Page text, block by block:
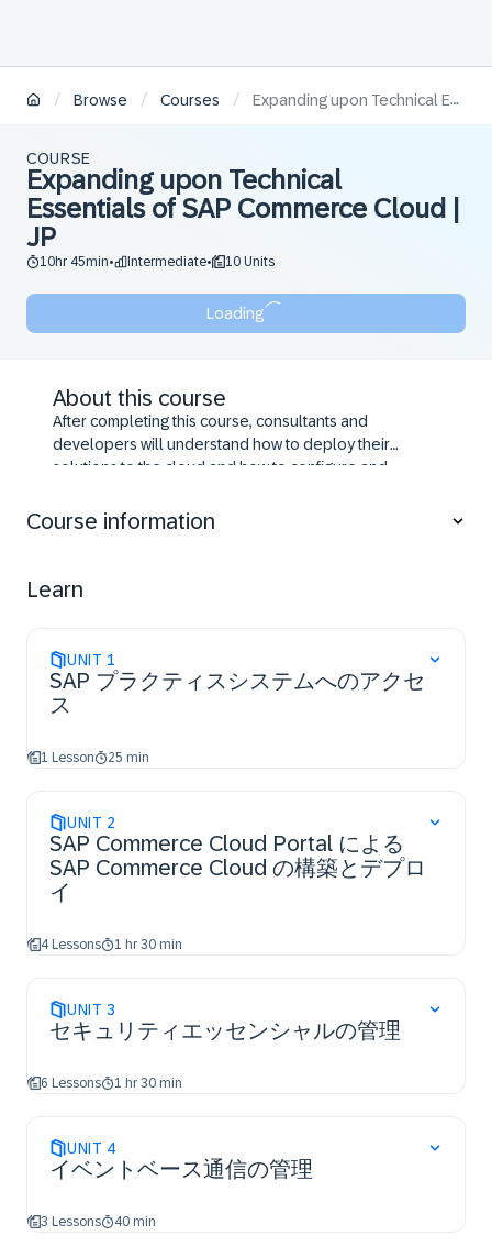
/ Browse / Courses / Expanding upon Technical Essentials of SAP Commerce Cloud | JP
COURSE
Expanding upon Technical
Essentials of SAP Commerce Cloud |
JP
10hr 45min• Intermediate• 10 Units
Loading
About this course
After completing this course, consultants and
developers will understand how to deploy their
solutions to the cloud and how to configure and
Commerce Cloud.
Course information
Learn
UNIT 1
SAP プラクティスシステムへのアクセ
ス
1 Lesson 25 min
UNIT 2
SAP Commerce Cloud Portal による
SAP Commerce Cloud の構築とデプロ
イ
4 Lessons 1 hr 30 min
UNIT 3
セキュリティエッセンシャルの管理
6 Lessons 1 hr 30 min
UNIT 4
イベントベース通信の管理
3 Lessons 40 min